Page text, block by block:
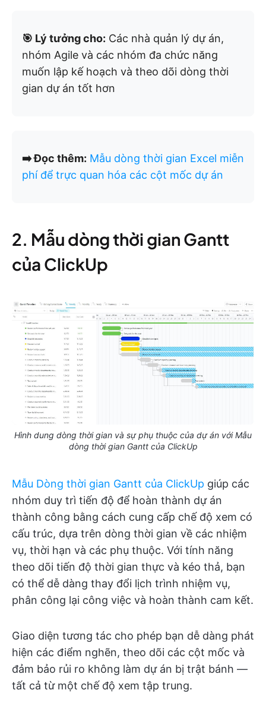
🎯 Lý tưởng cho: Các nhà quản lý dự án,
nhóm Agile và các nhóm đa chức năng
muốn lập kế hoạch và theo dõi dòng thời
gian dự án tốt hơn
➡️ Đọc thêm: Mẫu dòng thời gian Excel miễn
phí để trực quan hóa các cột mốc dự án
2. Mẫu dòng thời gian Gantt
của ClickUp
Hình dung dòng thời gian và sự phụ thuộc của dự án với Mẫu
dòng thời gian Gantt của ClickUp
Mẫu Dòng thời gian Gantt của ClickUp giúp các
nhóm duy trì tiến độ để hoàn thành dự án
thành công bằng cách cung cấp chế độ xem có
cấu trúc, dựa trên dòng thời gian về các nhiệm
vụ, thời hạn và các phụ thuộc. Với tính năng
theo dõi tiến độ thời gian thực và kéo thả, bạn
có thể dễ dàng thay đổi lịch trình nhiệm vụ,
phân công lại công việc và hoàn thành cam kết.
Giao diện tương tác cho phép bạn dễ dàng phát
hiện các điểm nghẽn, theo dõi các cột mốc và
đảm bảo rủi ro không làm dự án bị trật bánh —
tất cả từ một chế độ xem tập trung.